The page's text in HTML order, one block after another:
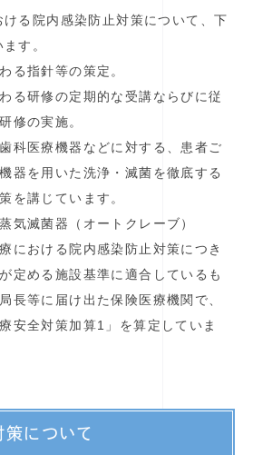
る院内感染防止対策について、下
す。
る指針等の策定。
る研修の定期的な受講ならびに従
修の実施。
科医療機器などに対する、患者ご
器を用いた洗浄・滅菌を徹底する
を講じています。
気滅菌器（オートクレーブ）
における院内感染防止対策につき
定める施設基準に適合しているも
長等に届け出た保険医療機関で、
安全対策加算1」を算定していま
策について